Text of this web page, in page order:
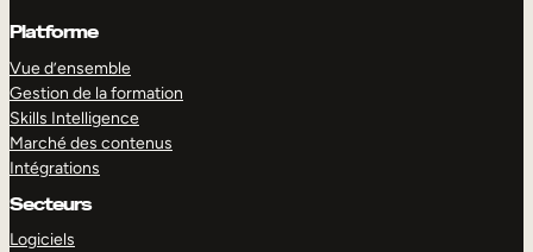
Platforme
Vue d’ensemble
Gestion de la formation
Skills Intelligence
Marché des contenus
Intégrations
Secteurs
Logiciels